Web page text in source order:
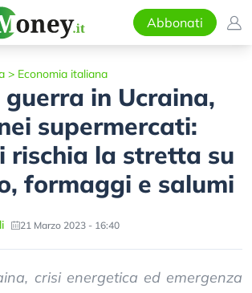
Abbonati
> Economia italiana
guerra in Ucraina,
supermercati:
rischia la stretta su
formaggi e salumi
21 Marzo 2023 - 16:40
crisi energetica ed emergenza